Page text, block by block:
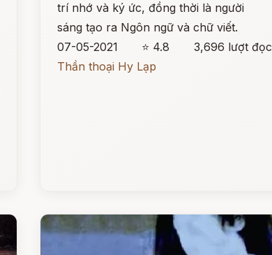
trí nhớ và ký ức, đồng thời là người
sáng tạo ra Ngôn ngữ và chữ viết.
07-05-2021
⭐ 4.8
3,696 lượt đọc
Thần thoại Hy Lạp